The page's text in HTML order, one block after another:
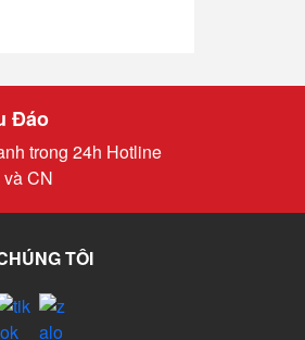
Đáo
trong 24h Hotline
CN
TÔI